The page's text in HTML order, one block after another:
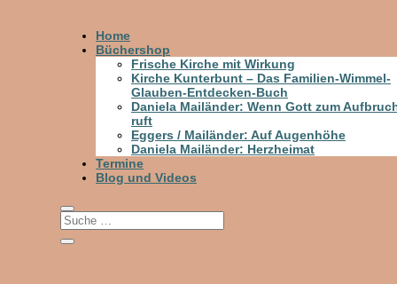
Home
Büchershop
Frische Kirche mit Wirkung
Kirche Kunterbunt – Das Familien-Wimmel-
Glauben-Entdecken-Buch
Daniela Mailänder: Wenn Gott zum
ruft
Eggers / Mailänder: Auf Augenhöhe
Daniela Mailänder: Herzheimat
Termine
Blog und Videos